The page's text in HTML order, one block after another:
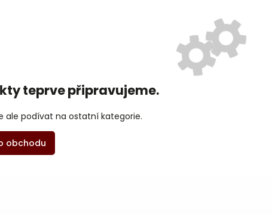
teprve připravujeme.
ale podívat na ostatní kategorie.
obchodu